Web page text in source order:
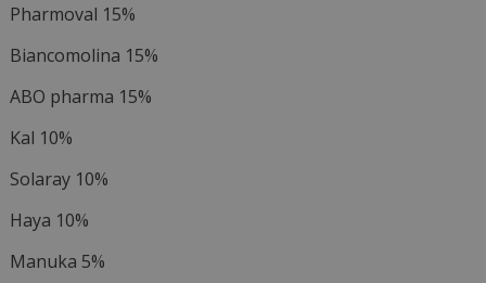
Pharmoval 15%
Biancomolina 15%
ABO pharma 15%
Kal 10%
Solaray 10%
Haya 10%
Manuka 5%